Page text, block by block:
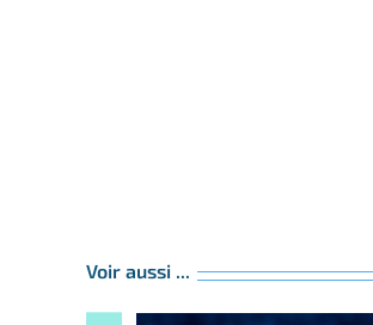
Voir aussi ...